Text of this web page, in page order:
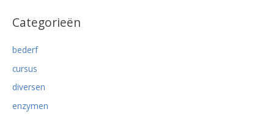
k
a
a
r
:
Categorieën
bederf
cursus
diversen
enzymen